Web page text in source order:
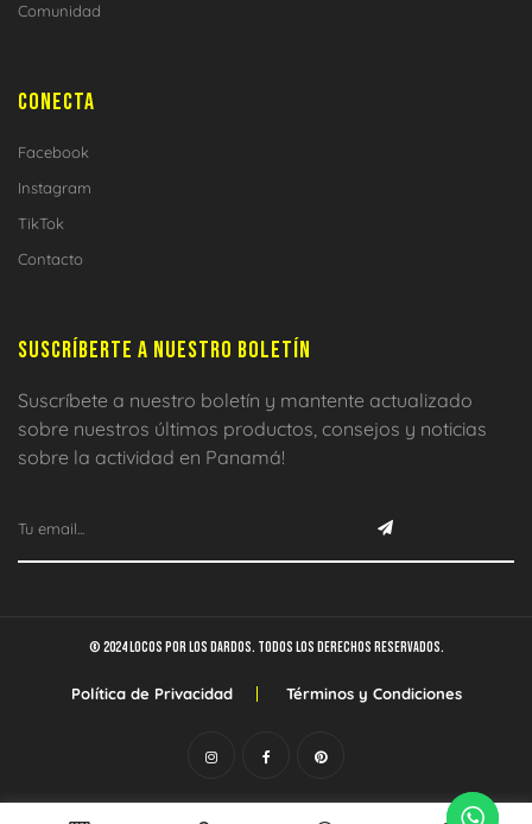
Comunidad
CONECTA
Facebook
Instagram
TikTok
Contacto
SUSCRÍBERTE A NUESTRO BOLETÍN
Suscríbete a nuestro boletín y mantente actualizado
sobre nuestros últimos productos, consejos y noticias
sobre la actividad en Panamá!
© 2024 Locos por los dardos. Todos los derechos reservados.
Política de Privacidad Términos y Condiciones